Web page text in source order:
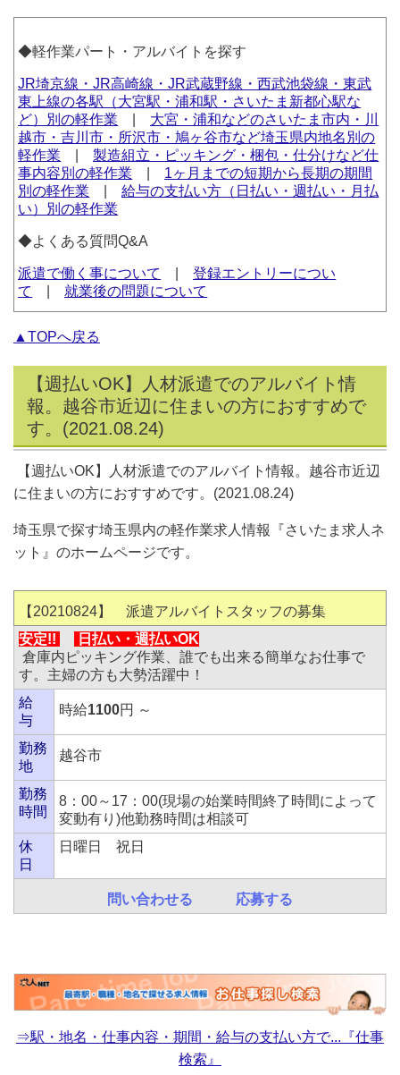
◆軽作業パート・アルバイトを探す
JR埼京線・JR高崎線・JR武蔵野線・西武池袋線・東武
東上線の各駅（大宮駅・浦和駅・さいたま新都心駅な
ど）別の軽作業
大宮・浦和などのさいたま市内・川
越市・吉川市・所沢市・鳩ヶ谷市など埼玉県内地名別の
軽作業 |製造組立・ピッキング・梱包・仕分けなど仕
事内容別の軽作業
1ヶ月までの短期から長期の期間
別の軽作業 |給与の支払い方（日払い・週払い・月払
い）別の軽作業
◆よくある質問Q&A
派遣で働く事について |登録エントリーについ
て
就業後の問題について
▲TOPへ戻る
【週払いOK】人材派遣でのアルバイト情
報。越谷市近辺に住まいの方におすすめで
す。(2021.08.24)
【週払いOK】人材派遣でのアルバイト情報。越谷市近辺
に住まいの方におすすめです。(2021.08.24)
埼玉県で探す埼玉県内の軽作業求人情報『さいたま求人ネ
ット』のホームページです。
【20210824】 派遣アルバイトスタッフの募集
安定!!
日払い・ 週払いOK
倉庫内ピッキング作業、誰でも出来る簡単なお仕事で
す。主婦の方も大勢活躍中！
給
与
時給1100円 ～
勤務
地
越谷市
勤務
時間
8：00～17：00(現場の始業時間終了時間によって
変動有り)他勤務時間は相談可
休
日
日曜日 祝日
問い合わせる 応募する
⇒駅・地名・仕事内容・期間・給与の支払い方で...『仕事
検索』